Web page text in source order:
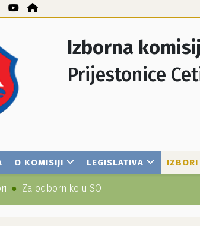
Izborna
Prijestonice
O KOMISIJI LEGISLATIVA IZBORI
Za odbornike u SO